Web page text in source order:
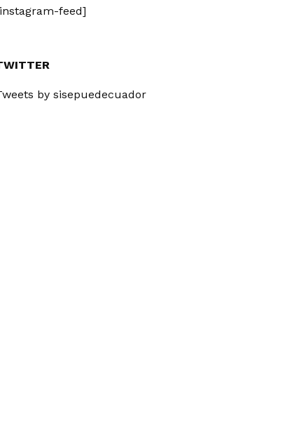
feed]
by sisepuedecuador